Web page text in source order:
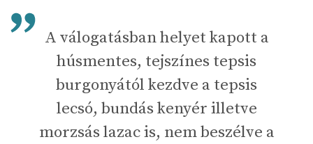
A válogatásban helyet kapott a
húsmentes, tejszínes tepsis
burgonyától kezdve a tepsis
lecsó, bundás kenyér illetve
morzsás lazac is, nem beszélve a